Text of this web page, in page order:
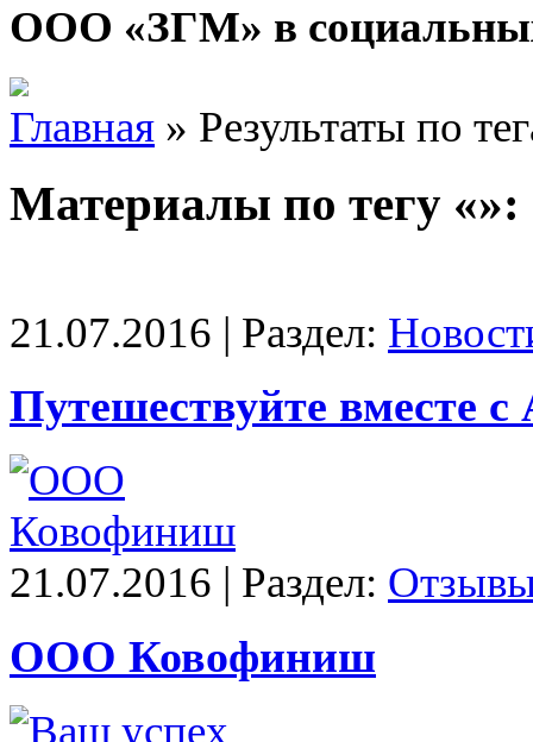
ООО «ЗГМ» в
Главная » Результаты по
Материалы по тегу «»:
21.07.2016 | Раздел:
Путешествуйте вместе с
21.07.2016 | Раздел:
ООО Ковофиниш